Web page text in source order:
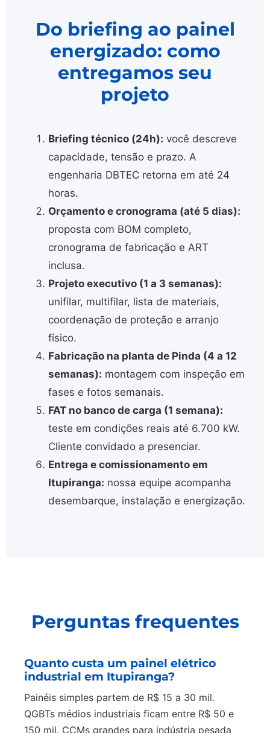
Do briefing ao painel
energizado: como
entregamos seu
projeto
Briefing técnico (24h): você descreve
capacidade, tensão e prazo. A
engenharia DBTEC retorna em até 24
horas.
Orçamento e cronograma (até 5 dias):
proposta com BOM completo,
cronograma de fabricação e ART
inclusa.
Projeto executivo (1 a 3 semanas):
unifilar, multifilar, lista de materiais,
coordenação de proteção e arranjo
físico.
Fabricação na planta de Pinda (4 a 12
semanas): montagem com inspeção em
fases e fotos semanais.
FAT no banco de carga (1 semana):
teste em condições reais até 6.700 kW.
Cliente convidado a presenciar.
Entrega e comissionamento em
Itupiranga: nossa equipe acompanha
desembarque, instalação e energização.
Perguntas frequentes
Quanto custa um painel elétrico
industrial em Itupiranga?
Painéis simples partem de R$ 15 a 30 mil.
QGBTs médios industriais ficam entre R$ 50 e
150 mil. CCMs grandes para indústria pesada